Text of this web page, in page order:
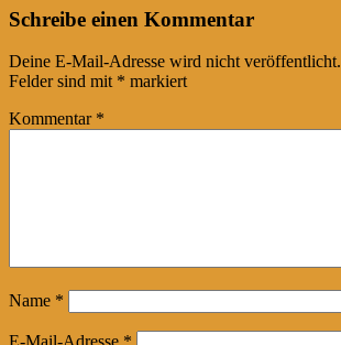
Schreibe einen Kommentar
Deine E-Mail-Adresse wird nicht veröffentlicht.
Felder sind mit * markiert
Kommentar *
Name *